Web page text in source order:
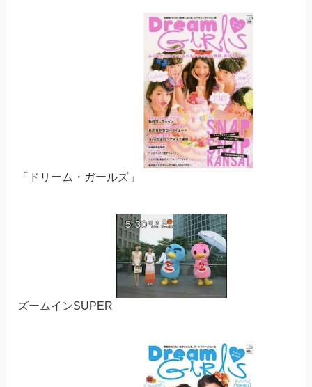
「ドリーム・ガールズ」
ズームインSUPER